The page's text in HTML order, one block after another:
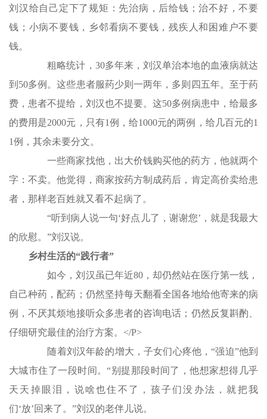
刘汉给自己定下了规矩：先治病，后给钱；治不好，不要
钱；小病不要钱，乡邻看病不要钱，残疾人和困难户不要
钱。
粗略统计，30多年来，刘汉单治本地的血液病就达
到50多例。这些患者服药少则一两年，多则四五年。至于药
费，患者不提给，刘汉也不提要。这50多例病患中，给最多
的费用是2000元，只有1例，给1000元的两例，给几百元的1
1例，其余未要分文。
一些商家找他，出大价钱购买他的药方，他就两个
字：不卖。他觉得，商家按药方制成药后，肯定高价卖给患
者，那样老百姓就又看不起病了。
“听到病人说一句‘好点儿了，谢谢您’，就是我最大
的欣慰。”刘汉说。
乡村生活的“践行者”
如今，刘汉虽已年近80，却仍然站在医疗第一线，
自己种药，配药；仍然坚持每天翻看全国各地给他寄来的病
例，不厌其烦地接听众多患者的咨询电话；仍然反复斟酌、
仔细研究最佳的治疗方案。</P>
随着刘汉年龄的增大，子女们心疼他，“强迫”他到
大城市住了一段时间。“别提那段时间了，他想家想得几乎
天天掉眼泪，说啥也住不了，孩子们没办法，就把我
们‘放’回来了。”刘汉的老伴儿说。